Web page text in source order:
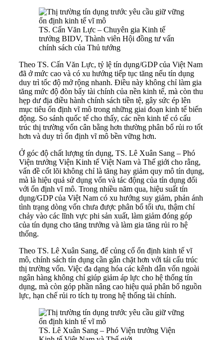
TS. Cấn Văn Lực – Chuyên gia Kinh tế
trưởng BIDV, Thành viên Hội đồng tư vấn
chính sách của Thủ tướng
Theo TS. Cấn Văn Lực, tỷ lệ tín dụng/GDP của Việt Nam
đã ở mức cao và có xu hướng tiếp tục tăng nếu tín dụng
duy trì tốc độ mở rộng nhanh. Điều này không chỉ làm gia
tăng mức độ đòn bẩy tài chính của nền kinh tế, mà còn thu
hẹp dư địa điều hành chính sách tiền tệ, gây sức ép lên
mục tiêu ổn định vĩ mô trong những giai đoạn kinh tế biến
động. So sánh quốc tế cho thấy, các nền kinh tế có cấu
trúc thị trường vốn cân bằng hơn thường phân bổ rủi ro tốt
hơn và duy trì ổn định vĩ mô bền vững hơn.
Ở góc độ chất lượng tín dụng, TS. Lê Xuân Sang – Phó
Viện trưởng Viện Kinh tế Việt Nam và Thế giới cho rằng,
vấn đề cốt lõi không chỉ là tăng hay giảm quy mô tín dụng,
mà là hiệu quả sử dụng vốn và tác động của tín dụng đối
với ổn định vĩ mô. Trong nhiều năm qua, hiệu suất tín
dụng/GDP của Việt Nam có xu hướng suy giảm, phản ánh
tình trạng dòng vốn chưa được phân bổ tối ưu, thậm chí
chảy vào các lĩnh vực phi sản xuất, làm giảm đóng góp
của tín dụng cho tăng trưởng và làm gia tăng rủi ro hệ
thống.
Theo TS. Lê Xuân Sang, để củng cố ổn định kinh tế vĩ
mô, chính sách tín dụng cần gắn chặt hơn với tái cấu trúc
thị trường vốn. Việc đa dạng hóa các kênh dẫn vốn ngoài
ngân hàng không chỉ giúp giảm áp lực cho hệ thống tín
dụng, mà còn góp phần nâng cao hiệu quả phân bổ nguồn
lực, hạn chế rủi ro tích tụ trong hệ thống tài chính.
TS. Lê Xuân Sang – Phó Viện trưởng Viện